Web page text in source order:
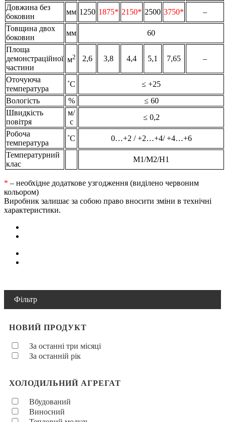
Довжина без
боковин
мм 1250 1875* 2150* 2500 3750*
–
Товщина двох
боковин
мм
60
Площа
демонстраційної
частини
м2 2,6 3,8 4,4 5,1 7,65 –
Оточуюча
температура
˚С
≤ +25
Вологість
%
≤ 60
Швидкість
повітря
м/
с
≤ 0,2
Робоча
температура
˚С
0…+2 / +2…+4/ +4…+6
Температурний
клас
М1/М2/Н1
* – необхідне додаткове узгодження (виділено червоним
кольором)
Виробник залишає за собою право вносити зміни в технічні
характеристики.
Фільтр
НОВИЙ ПРОДУКТ
За останні три місяці
За останній рік
ХОЛОДИЛЬНИЙ АГРЕГАТ
Вбудований
Виносний